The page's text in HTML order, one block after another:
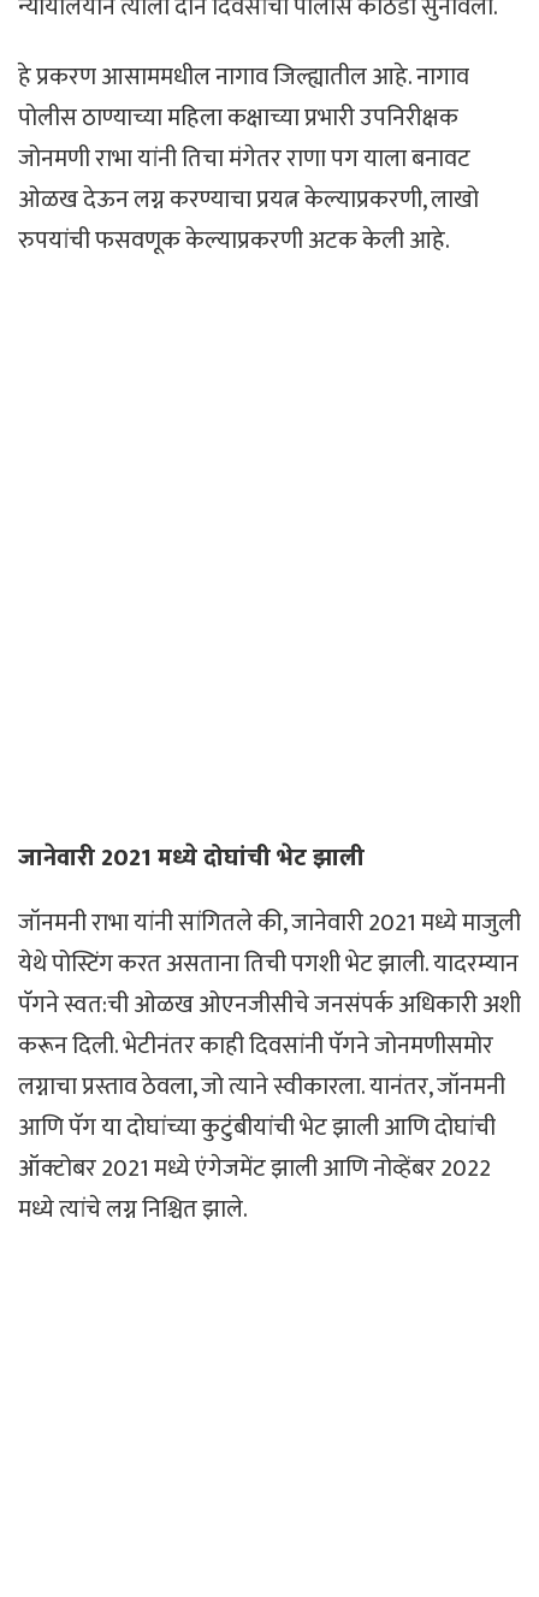
हे प्रकरण आसाममधील नागाव जिल्ह्यातील आहे. नागाव
पोलीस ठाण्याच्या महिला कक्षाच्या प्रभारी उपनिरीक्षक
जोनमणी राभा यांनी तिचा मंगेतर राणा पग याला बनावट
ओळख देऊन लग्न करण्याचा प्रयत्न केल्याप्रकरणी, लाखो
रुपयांची फसवणूक केल्याप्रकरणी अटक केली आहे.
जानेवारी 2021 मध्ये दोघांची भेट झाली
जॉनमनी राभा यांनी सांगितले की, जानेवारी 2021 मध्ये माजुली
येथे पोस्टिंग करत असताना तिची पगशी भेट झाली. यादरम्यान
पॅगने स्वत:ची ओळख ओएनजीसीचे जनसंपर्क अधिकारी अशी
करून दिली. भेटीनंतर काही दिवसांनी पॅगने जोनमणीसमोर
लग्नाचा प्रस्ताव ठेवला, जो त्याने स्वीकारला. यानंतर, जॉनमनी
आणि पॅग या दोघांच्या कुटुंबीयांची भेट झाली आणि दोघांची
ऑक्टोबर 2021 मध्ये एंगेजमेंट झाली आणि नोव्हेंबर 2022
मध्ये त्यांचे लग्न निश्चित झाले.